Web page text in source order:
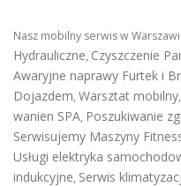
Nasz mobilny serwis w
Hydrauliczne, Czyszczenie
Awaryjne naprawy Furtek i
Dojazdem, Warsztat mobilny,
wanien SPA, Poszukiwanie
Serwisujemy Maszyny
Usługi elektryka
indukcyjne, Serwis